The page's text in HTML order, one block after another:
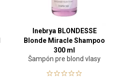
Inebrya BLONDESSE
Blonde Miracle Shampoo
300 ml
Šampón pre blond vlasy